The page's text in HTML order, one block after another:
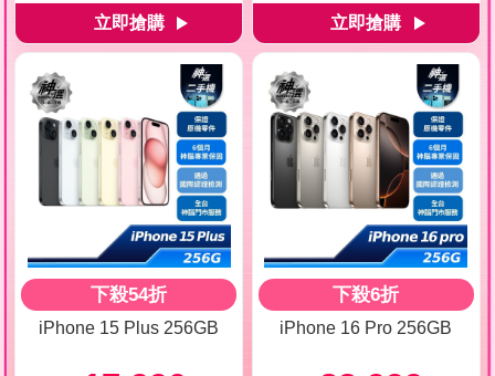
下殺54折
iPhone 15 Plus 256GB
下殺6折
iPhone 16 Pro 256GB